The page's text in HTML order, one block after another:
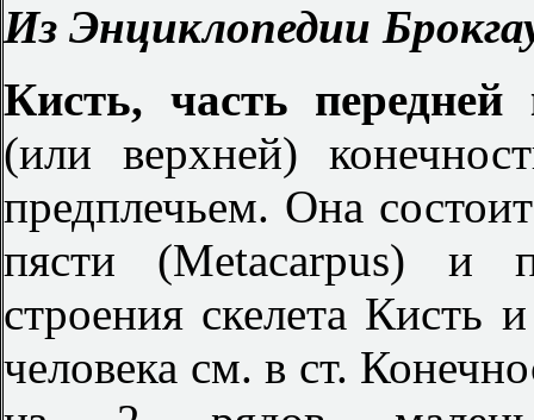
Из Энциклопедии
Кисть, часть
(или верхней)
предплечьем. Она
пясти (Metacarpus) и
строения скелета Кисть
человека см. в ст.